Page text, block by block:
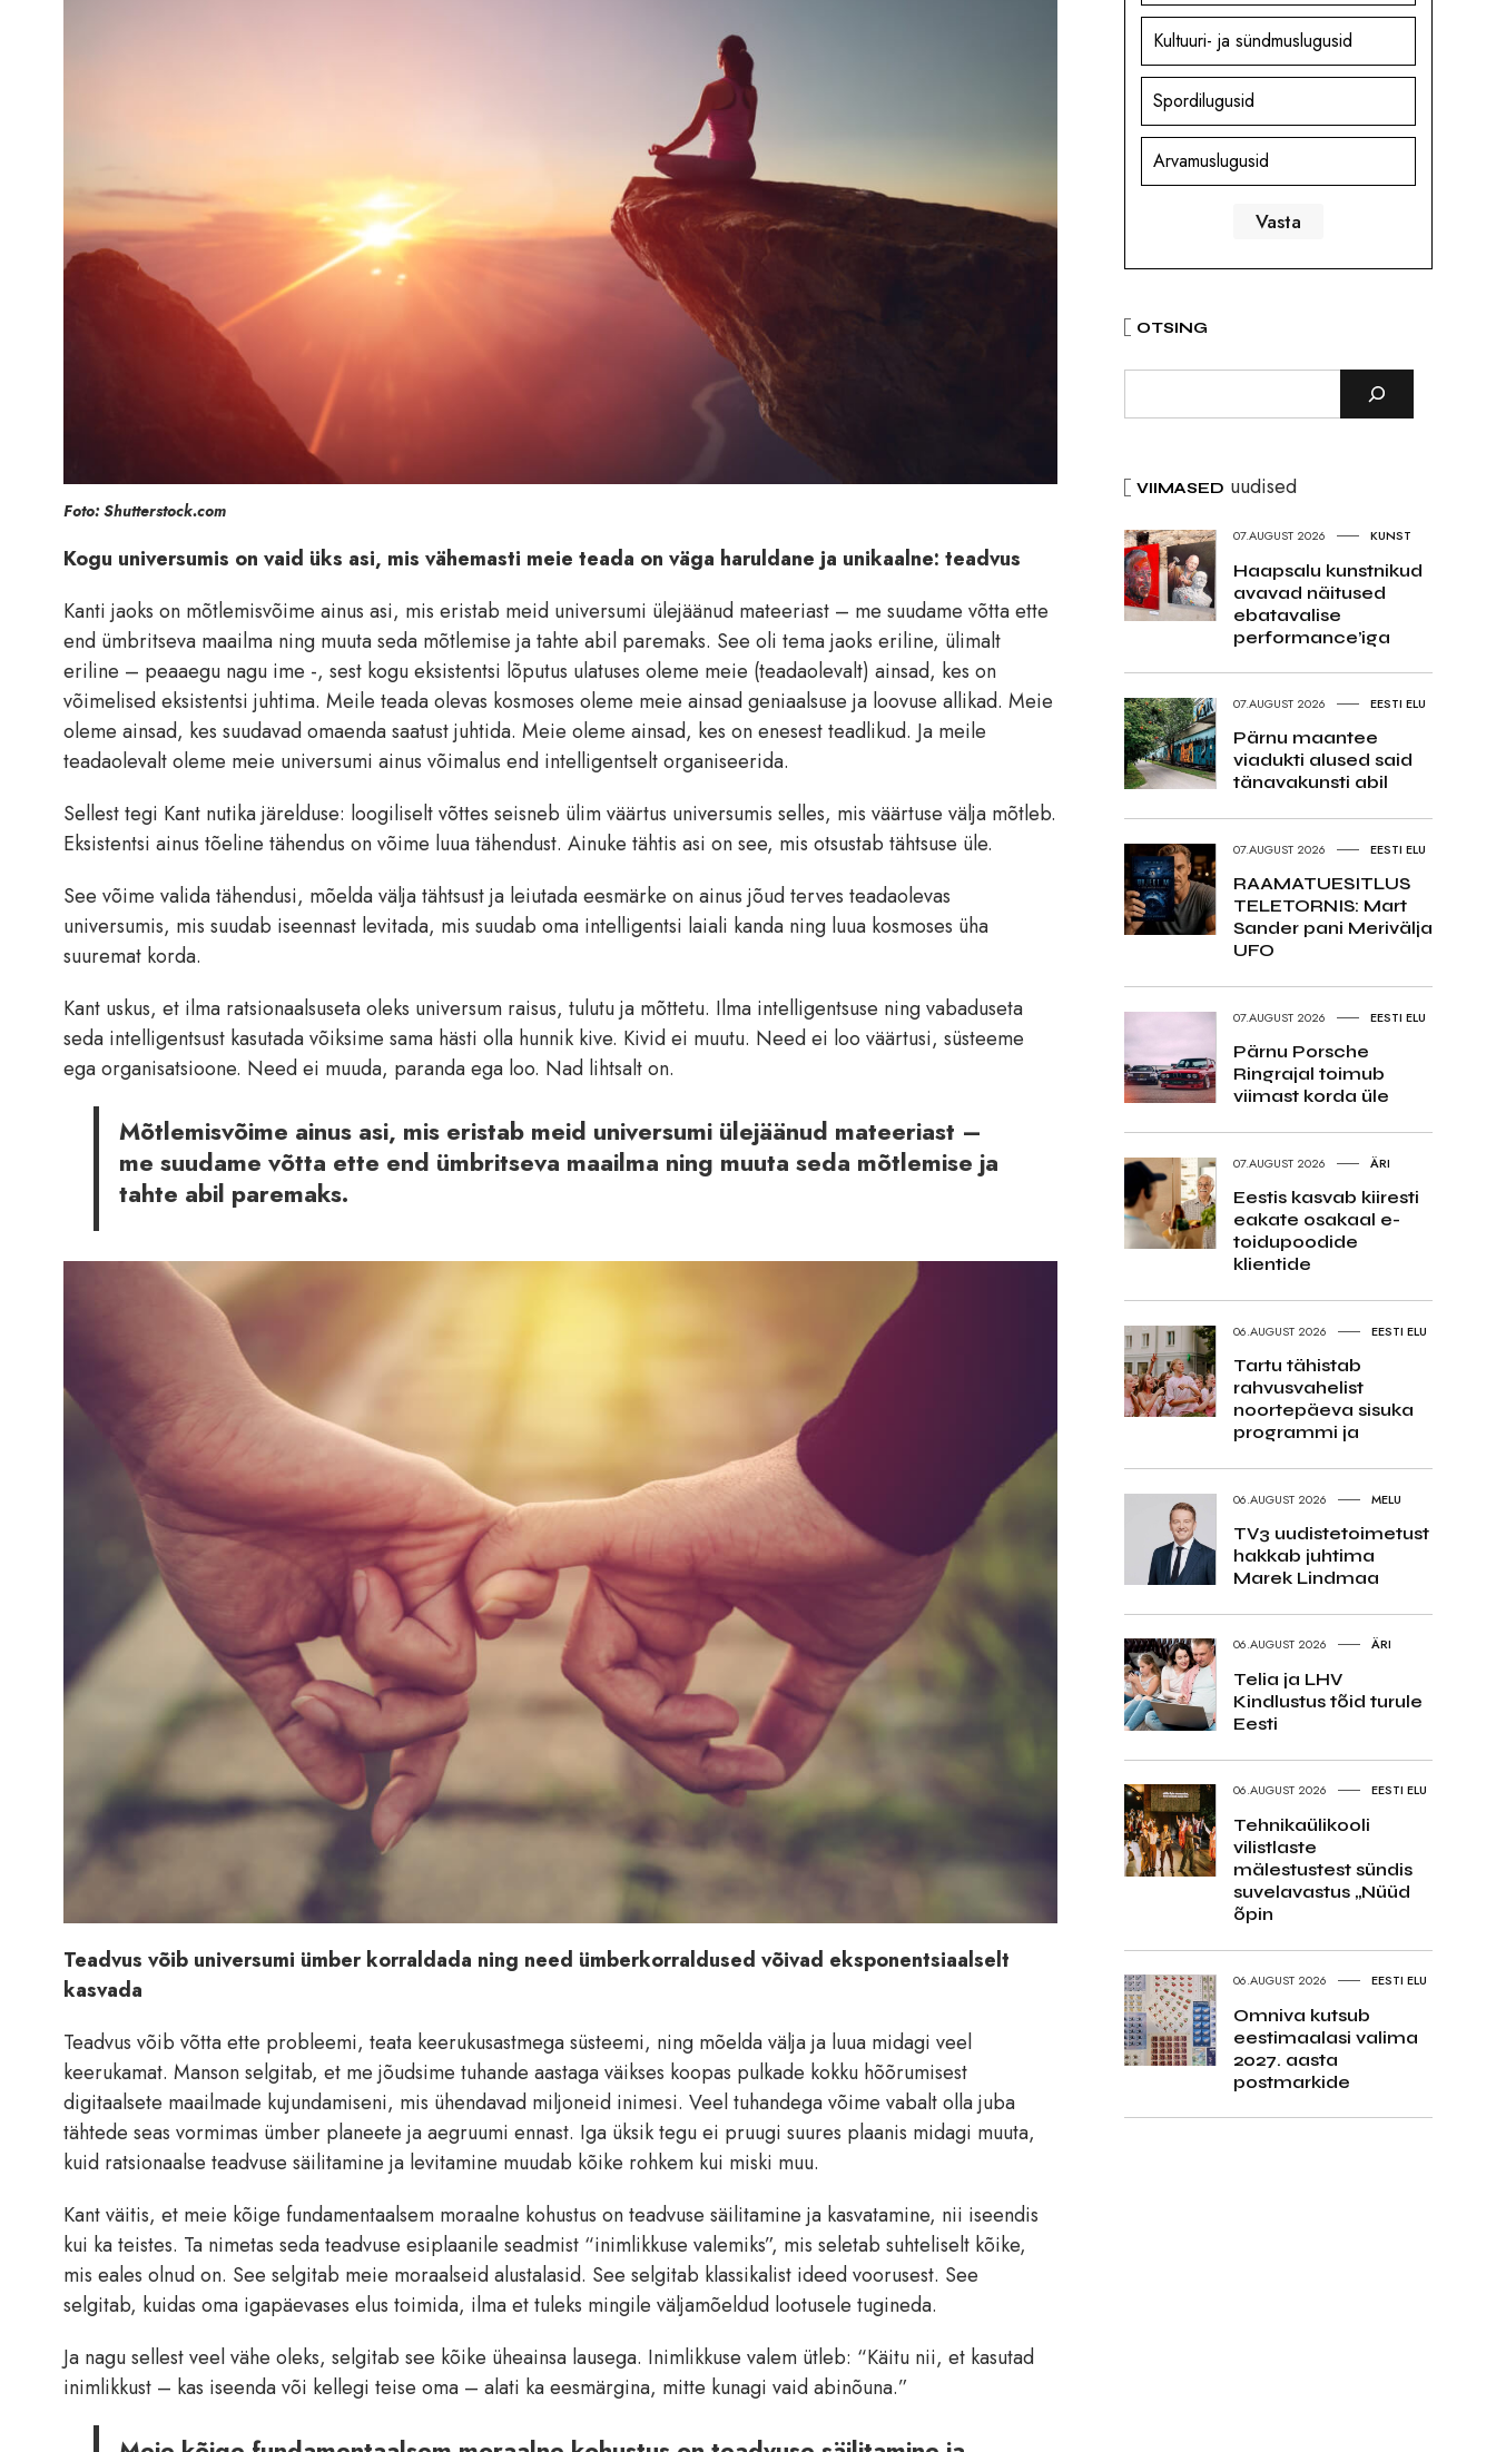
Foto: Shutterstock.com
Kogu universumis on vaid üks asi, mis vähemasti meie teada on väga haruldane ja unikaalne: teadvus
Kanti jaoks on mõtlemisvõime ainus asi, mis eristab meid universumi ülejäänud mateeriast – me suudame võtta ette
end ümbritseva maailma ning muuta seda mõtlemise ja tahte abil paremaks. See oli tema jaoks eriline, ülimalt
eriline – peaaegu nagu ime -, sest kogu eksistentsi lõputus ulatuses oleme meie (teadaolevalt) ainsad, kes on
võimelised eksistentsi juhtima. Meile teada olevas kosmoses oleme meie ainsad geniaalsuse ja loovuse allikad. Meie
oleme ainsad, kes suudavad omaenda saatust juhtida. Meie oleme ainsad, kes on enesest teadlikud. Ja meile
teadaolevalt oleme meie universumi ainus võimalus end intelligentselt organiseerida.
Sellest tegi Kant nutika järelduse: loogiliselt võttes seisneb ülim väärtus universumis selles, mis väärtuse välja mõtleb.
Eksistentsi ainus tõeline tähendus on võime luua tähendust. Ainuke tähtis asi on see, mis otsustab tähtsuse üle.
See võime valida tähendusi, mõelda välja tähtsust ja leiutada eesmärke on ainus jõud terves teadaolevas
universumis, mis suudab iseennast levitada, mis suudab oma intelligentsi laiali kanda ning luua kosmoses üha
suuremat korda.
Kant uskus, et ilma ratsionaalsuseta oleks universum raisus, tulutu ja mõttetu. Ilma intelligentsuse ning vabaduseta
seda intelligentsust kasutada võiksime sama hästi olla hunnik kive. Kivid ei muutu. Need ei loo väärtusi, süsteeme
ega organisatsioone. Need ei muuda, paranda ega loo. Nad lihtsalt on.
Mõtlemisvõime ainus asi, mis eristab meid universumi ülejäänud mateeriast –
me suudame võtta ette end ümbritseva maailma ning muuta seda mõtlemise ja
tahte abil paremaks.
Teadvus võib universumi ümber korraldada ning need ümberkorraldused võivad eksponentsiaalselt
kasvada
Teadvus võib võtta ette probleemi, teata keerukusastmega süsteemi, ning mõelda välja ja luua midagi veel
keerukamat. Manson selgitab, et me jõudsime tuhande aastaga väikses koopas pulkade kokku hõõrumisest
digitaalsete maailmade kujundamiseni, mis ühendavad miljoneid inimesi. Veel tuhandega võime vabalt olla juba
tähtede seas vormimas ümber planeete ja aegruumi ennast. Iga üksik tegu ei pruugi suures plaanis midagi muuta,
kuid ratsionaalse teadvuse säilitamine ja levitamine muudab kõike rohkem kui miski muu.
Kant väitis, et meie kõige fundamentaalsem moraalne kohustus on teadvuse säilitamine ja kasvatamine, nii iseendis
kui ka teistes. Ta nimetas seda teadvuse esiplaanile seadmist “inimlikkuse valemiks”, mis seletab suhteliselt kõike,
mis eales olnud on. See selgitab meie moraalseid alustalasid. See selgitab klassikalist ideed voorusest. See
selgitab, kuidas oma igapäevases elus toimida, ilma et tuleks mingile väljamõeldud lootusele tugineda.
Ja nagu sellest veel vähe oleks, selgitab see kõike üheainsa lausega. Inimlikkuse valem ütleb: “Käitu nii, et kasutad
inimlikkust – kas iseenda või kellegi teise oma – alati ka eesmärgina, mitte kunagi vaid abinõuna.”
Kultuuri- ja sündmuslugusid
Spordilugusid
Arvamuslugusid
OTSING
VIIMASED uudised
07.AUGUST 2026 KUNST
Haapsalu kunstnikud
avavad näitused
ebatavalise
performance’iga
07.AUGUST 2026 EESTI ELU
Pärnu maantee
viadukti alused said
tänavakunsti abil
07.AUGUST 2026 EESTI ELU
RAAMATUESITLUS
TELETORNIS: Mart
Sander pani Merivälja
UFO
07.AUGUST 2026 EESTI ELU
Pärnu Porsche
Ringrajal toimub
viimast korda üle
07.AUGUST 2026 ÄRI
Eestis kasvab kiiresti
eakate osakaal e-
toidupoodide
klientide
06.AUGUST 2026 EESTI ELU
Tartu tähistab
rahvusvahelist
noortepäeva sisuka
programmi ja
06.AUGUST 2026 MELU
TV3 uudistetoimetust
hakkab juhtima
Marek Lindmaa
06.AUGUST 2026 ÄRI
Telia ja LHV
Kindlustus tõid turule
Eesti
06.AUGUST 2026 EESTI ELU
Tehnikaülikooli
vilistlaste
mälestustest sündis
suvelavastus „Nüüd
õpin
06.AUGUST 2026 EESTI ELU
Omniva kutsub
eestimaalasi valima
2027. aasta
postmarkide